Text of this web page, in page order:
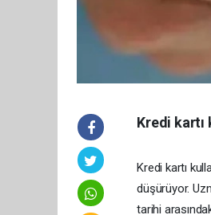
Kredi kartı
Kredi kartı
düşürüyor.
tarihi